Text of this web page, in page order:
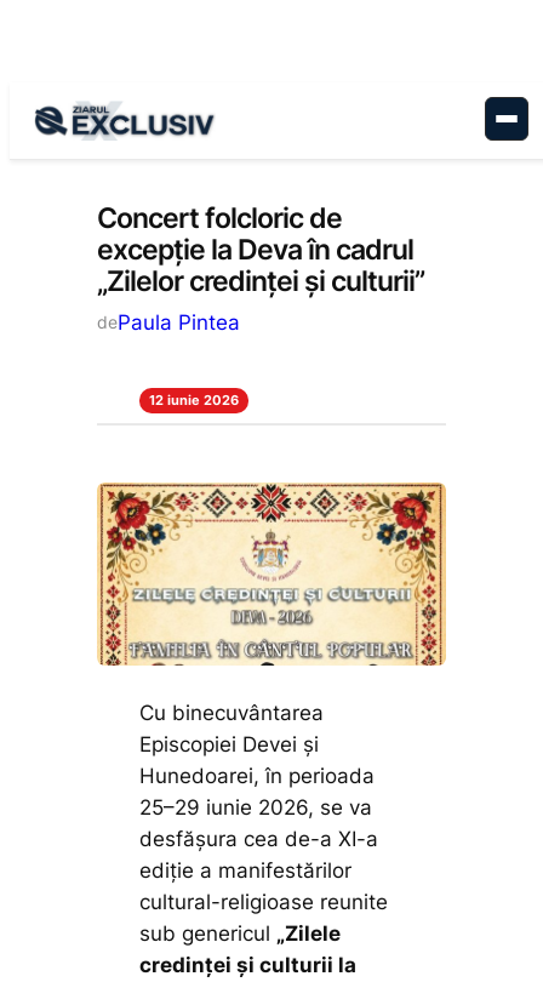
Cultură, Stiri la zi
Concert folcloric de
excepție la Deva în cadrul
„Zilelor credinței și culturii”
dePaula Pintea
12 iunie 2026
Cu binecuvântarea
Episcopiei Devei și
Hunedoarei, în perioada
25–29 iunie 2026, se va
desfășura cea de-a XI-a
ediție a manifestărilor
cultural-religioase reunite
sub genericul „Zilele
credinței și culturii la